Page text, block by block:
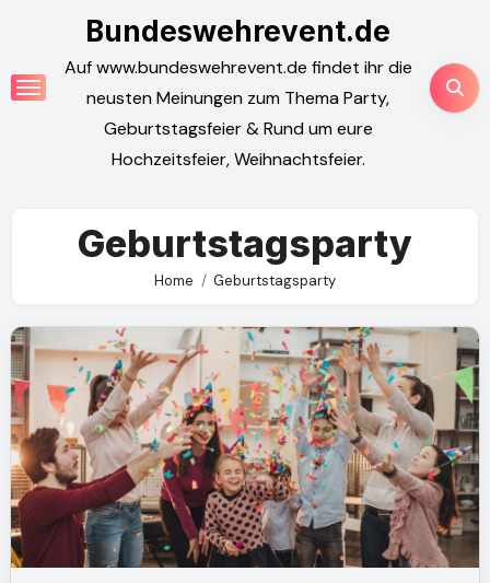
content
Bundeswehrevent.de
Auf www.bundeswehrevent.de findet ihr die
neusten Meinungen zum Thema Party,
Geburtstagsfeier & Rund um eure
Hochzeitsfeier, Weihnachtsfeier.
Geburtstagsparty
Home Geburtstagsparty